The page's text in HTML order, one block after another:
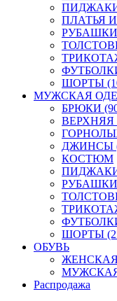
ПЛАТЬЯ
РУБАШКИ
ШОРТЫ
МУЖСКАЯ
БРЮКИ
ВЕРХНЯЯ
ДЖИНСЫ
КОСТЮМ
РУБАШКИ
ШОРТЫ
ОБУВЬ
ЖЕНСКАЯ
МУЖСКАЯ
Распродажа